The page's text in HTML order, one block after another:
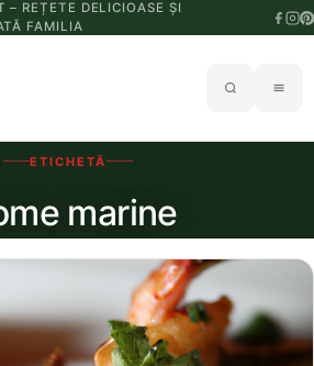
– REȚETE DELICIOASE ȘI
FAMILIA
ETICHETĂ
marine